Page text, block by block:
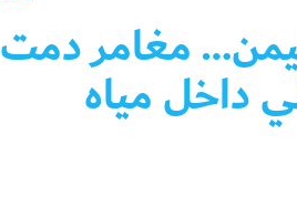
مغامر دمت
داخل مياه